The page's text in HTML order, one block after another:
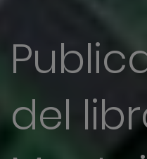
del